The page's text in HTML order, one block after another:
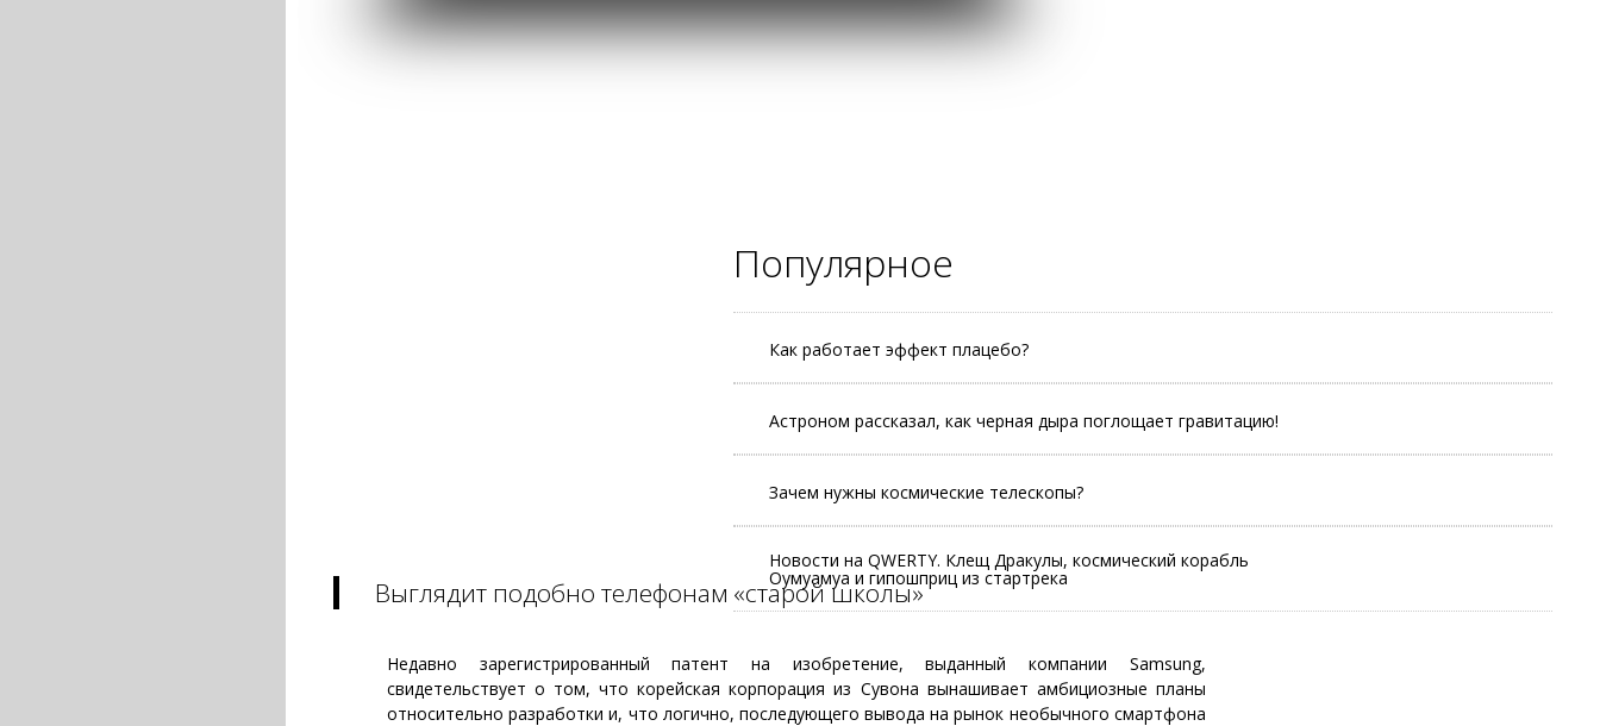
Популярное
Как работает эффект плацебо?
Астроном рассказал, как черная дыра поглощает гравитацию!
Зачем нужны космические телескопы?
Новости на QWERTY. Клещ Дракулы, космический корабль
Оумуамуа и гипошприц из стартрека
Выглядит подобно телефонам «старой школы»
Недавно зарегистрированный патент на изобретение, выданный компании Samsung,
свидетельствует о том, что корейская корпорация из Сувона вынашивает амбициозные планы
относительно разработки и, что логично, последующего вывода на рынок необычного смартфона